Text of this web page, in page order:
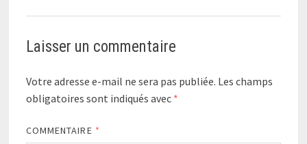
Laisser un commentaire
Votre adresse e-mail ne sera pas publiée. Les champs
obligatoires sont indiqués avec *
COMMENTAIRE *